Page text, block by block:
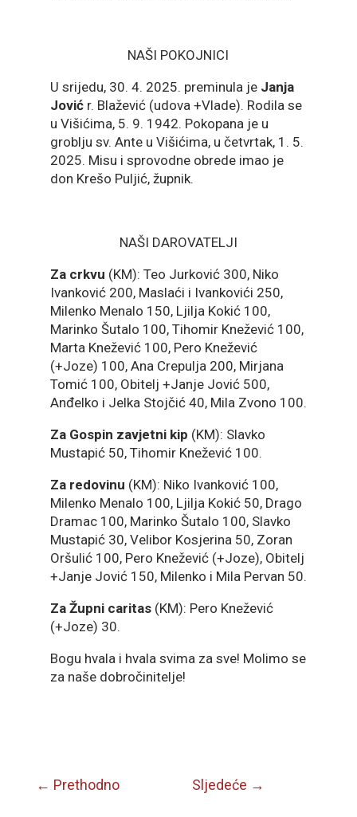
NAŠI POKOJNICI
U srijedu, 30. 4. 2025. preminula je Janja
Jovićr. Blažević (udova +Vlade). Rodila se
u Višićima, 5. 9. 1942. Pokopana je u
groblju sv. Ante u Višićima, u četvrtak, 1. 5.
2025. Misu i sprovodne obrede imao je
don Krešo Puljić, župnik.
NAŠI DAROVATELJI
Za crkvu (KM): Teo Jurković 300, Niko
Ivanković 200, Maslaći i Ivankovići 250,
Milenko Menalo 150, Ljilja Kokić 100,
Marinko Šutalo 100, Tihomir Knežević 100,
Marta Knežević 100, Pero Knežević
(+Joze) 100, Ana Crepulja 200, Mirjana
Tomić 100, Obitelj +Janje Jović 500,
Anđelko i Jelka Stojčić 40, Mila Zvono 100.
Za Gospin zavjetni kip (KM): Slavko
Mustapić 50, Tihomir Knežević 100.
Za redovinu (KM): Niko Ivanković 100,
Milenko Menalo 100, Ljilja Kokić 50, Drago
Dramac 100, Marinko Šutalo 100, Slavko
Mustapić 30, Velibor Kosjerina 50, Zoran
Oršulić 100, Pero Knežević (+Joze), Obitelj
+Janje Jović 150, Milenko i Mila Pervan 50.
Za Župni caritas(KM): Pero Knežević
(+Joze) 30.
Bogu hvala i hvala svima za sve! Molimo se
za naše dobročinitelje!
← Prethodno Sljedeće →